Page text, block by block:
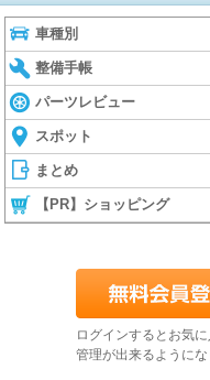
車種別
整備手帳
パーツレビュー
スポット
まとめ
【PR】ショッピング
ログインするとお気
管理が出来るようにな